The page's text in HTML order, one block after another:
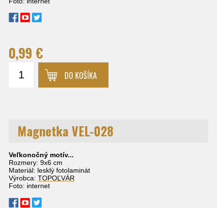
0,99 €
DO KOŠÍKA
Magnetka VEL-028
Veľkonočný motív...
Rozmery: 9x6 cm
Materiál: lesklý fotolaminát
Výrobca: TOPOĽVÁR
Foto: internet